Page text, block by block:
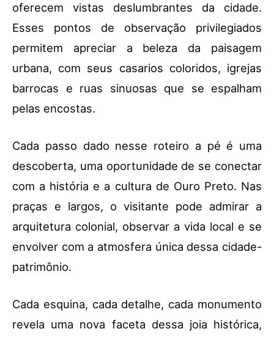
oferecem vistas deslumbrantes da cidade.
Esses pontos de observação privilegiados
permitem apreciar a beleza da paisagem
urbana, com seus casarios coloridos, igrejas
barrocas e ruas sinuosas que se espalham
pelas encostas.
Cada passo dado nesse roteiro a pé é uma
descoberta, uma oportunidade de se conectar
com a história e a cultura de Ouro Preto. Nas
praças e largos, o visitante pode admirar a
arquitetura colonial, observar a vida local e se
envolver com a atmosfera única dessa cidade-
patrimônio.
Cada esquina, cada detalhe, cada monumento
revela uma nova faceta dessa joia histórica,